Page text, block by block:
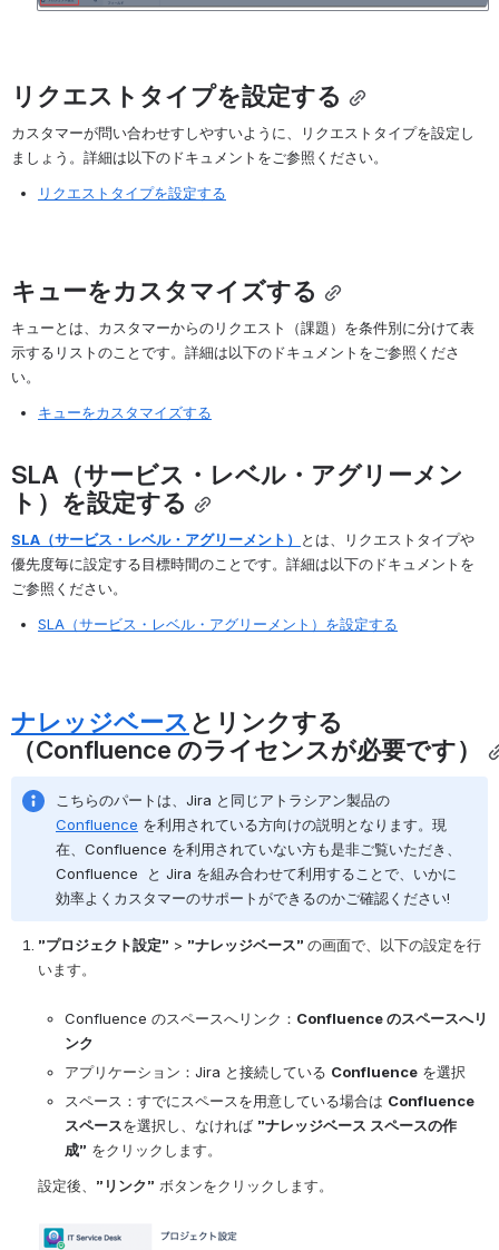
リクエストタイプを設定する
カスタマーが問い合わせすしやすいように、リクエストタイプを設定し
ましょう。詳細は以下のドキュメントをご参照ください。
リクエストタイプを設定する
キューをカスタマイズする
キューとは、カスタマーからのリクエスト（課題）を条件別に分けて表
示するリストのことです。詳細は以下のドキュメントをご参照くださ
い。
キューをカスタマイズする
SLA（サービス・レベル・アグリーメン
ト）を設定する
SLA（サービス・レベル・アグリーメント）
とは、リクエストタイプや
優先度毎に設定する目標時間のことです。詳細は以下のドキュメントを
ご参照ください。
SLA（サービス・レベル・アグリーメント）を設定する
ナレッジベース とリンクする
（Confluence のライセンスが必要です）
Confluence を利用されている方向けの説明となります。現
在、Confluence を利用されていない方も是非ご覧いただき、
Confluence  と Jira を組み合わせて利用することで、いかに
効率よくカスタマーのサポートができるのかご確認ください!
”プロジェクト設定” > ”ナレッジベース” の画面で、以下の設定を行
います。
Confluence のスペースへリンク： Confluence のスペースへリ
ンク
アプリケーション： Jira と接続している Confluence を選択
スペース：すでにスペースを用意している場合は Confluence
スペースを選択し、なければ ”ナレッジベース スペースの作
成” をクリックします。
設定後、 ”リンク” ボタンをクリックします。